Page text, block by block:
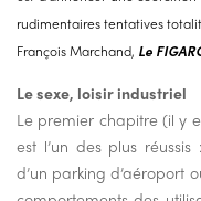
rudimentaires tentatives
François Marchand, Le
Le sexe, loisir industriel
Le premier chapitre (il y
est l’un des plus
d’un parking d’aéroport